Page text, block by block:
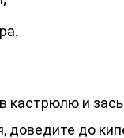
кастрюлю и
доведите до